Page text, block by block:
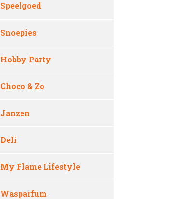
Speelgoed
Snoepies
Hobby Party
Choco & Zo
Janzen
Deli
My Flame Lifestyle
Wasparfum